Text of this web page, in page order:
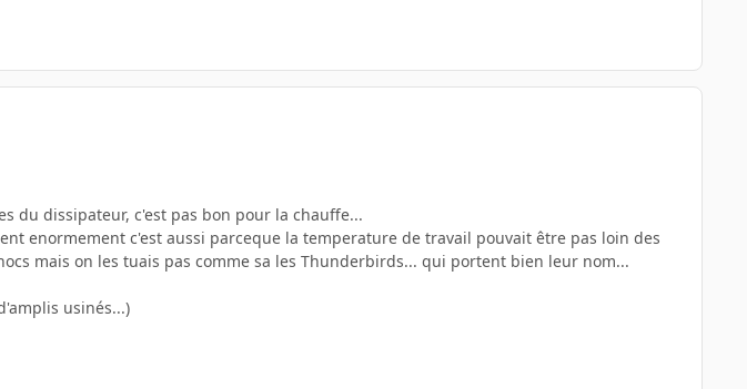
du dissipateur, c'est pas bon pour la chauffe...
enormement c'est aussi parceque la temperature de travail pouvait être pas loin des
mais on les tuais pas comme sa les Thunderbirds... qui portent bien leur nom...
usinés...)